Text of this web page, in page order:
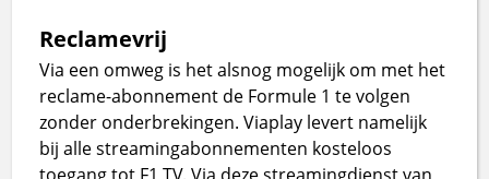
Reclamevrij
Via een omweg is het alsnog mogelijk om met het
reclame-abonnement de Formule 1 te volgen
zonder onderbrekingen. Viaplay levert namelijk
bij alle streamingabonnementen kosteloos